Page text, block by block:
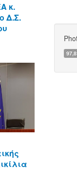
κ.
Δ.Σ.